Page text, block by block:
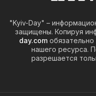
"Kyiv-Day" –
защищены. Копируя
day.com обязательно
нашего ресурса.
разрешается